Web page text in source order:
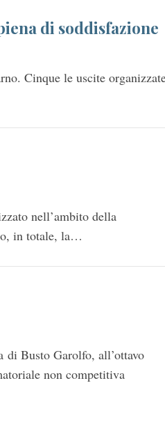
di soddisfazione
Cinque le uscite
nell’ambito della
in totale, la…
Busto Garolfo, all’ottavo
non competitiva